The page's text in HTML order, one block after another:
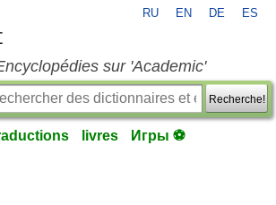
RU EN DE ES
sur 'Academic'
Recherche!
livres Игры ⚽